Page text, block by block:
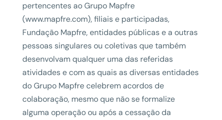
pertencentes ao Grupo Mapfre
(www.mapfre.com), filiais e participadas,
Fundação Mapfre, entidades públicas e a outras
pessoas singulares ou coletivas que também
desenvolvam qualquer uma das referidas
atividades e com as quais as diversas entidades
do Grupo Mapfre celebrem acordos de
colaboração, mesmo que não se formalize
alguma operação ou após a cessação da